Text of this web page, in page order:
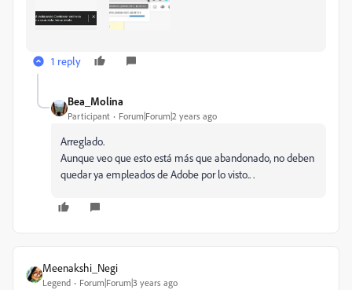
1 reply
Bea_Molina
Participant Forum|Forum|2 years ago
Arreglado.
Aunque veo que esto está más que abandonado, no deben
quedar ya empleados de Adobe por lo visto.. .
Meenakshi_Negi
Legend Forum|Forum|3 years ago